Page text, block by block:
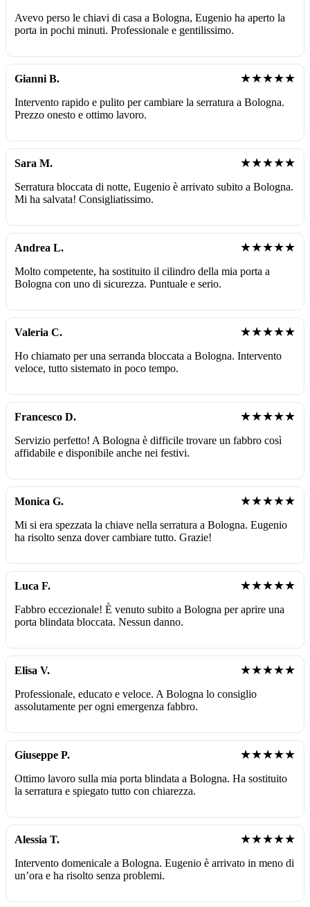
Avevo perso le chiavi di casa a Bologna, Eugenio ha aperto la
porta in pochi minuti. Professionale e gentilissimo.
Gianni B. ★★★★★
Intervento rapido e pulito per cambiare la serratura a Bologna.
Prezzo onesto e ottimo lavoro.
Sara M. ★★★★★
Serratura bloccata di notte, Eugenio è arrivato subito a Bologna.
Mi ha salvata! Consigliatissimo.
Andrea L. ★★★★★
Molto competente, ha sostituito il cilindro della mia porta a
Bologna con uno di sicurezza. Puntuale e serio.
Valeria C. ★★★★★
Ho chiamato per una serranda bloccata a Bologna. Intervento
veloce, tutto sistemato in poco tempo.
Francesco D. ★★★★★
Servizio perfetto! A Bologna è difficile trovare un fabbro così
affidabile e disponibile anche nei festivi.
Monica G. ★★★★★
Mi si era spezzata la chiave nella serratura a Bologna. Eugenio
ha risolto senza dover cambiare tutto. Grazie!
Luca F. ★★★★★
Fabbro eccezionale! È venuto subito a Bologna per aprire una
porta blindata bloccata. Nessun danno.
Elisa V. ★★★★★
Professionale, educato e veloce. A Bologna lo consiglio
assolutamente per ogni emergenza fabbro.
Giuseppe P. ★★★★★
Ottimo lavoro sulla mia porta blindata a Bologna. Ha sostituito
la serratura e spiegato tutto con chiarezza.
Alessia T. ★★★★★
Intervento domenicale a Bologna. Eugenio è arrivato in meno di
un’ora e ha risolto senza problemi.